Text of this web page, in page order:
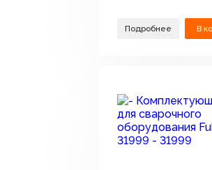
Подробнее В